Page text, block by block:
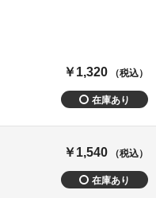
￥1,320 （税込）
￥1,540 （税込）